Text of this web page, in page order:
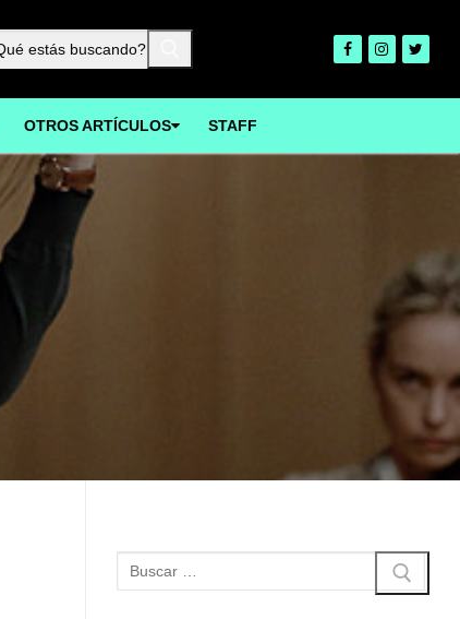
Buscar:
OTROS ARTÍCULOS STAFF
Buscar: